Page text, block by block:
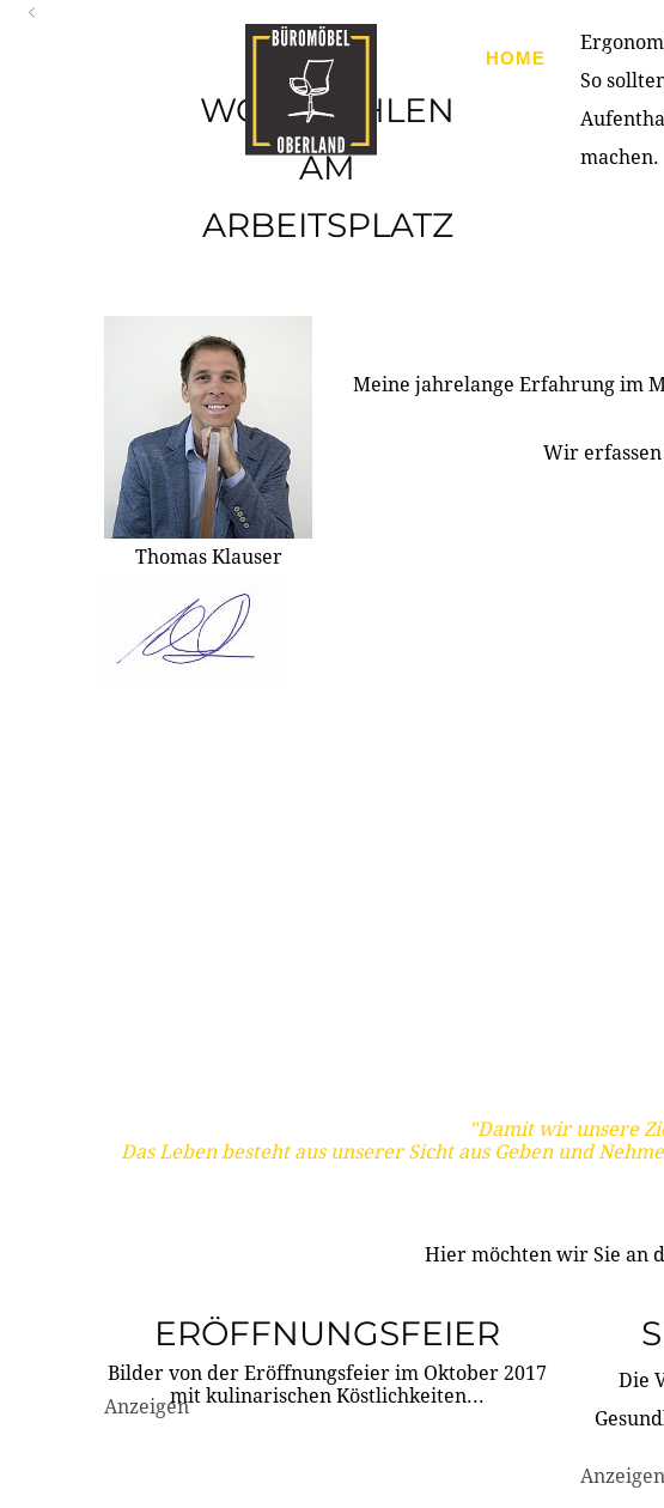
HOME
WOHLFÜHLEN
AM
ARBEITSPLATZ
So
machen.
Thomas Klauser
Meine jahrelange Erfahrung im
Wir
"Damit wir unsere
Das Leben besteht aus unserer Sicht aus Geben und
Hier möchten wir Sie an
ERÖFFNUNGSFEIER
Bilder von der Eröffnungsfeier im Oktober 2017
mit kulinarischen Köstlichkeiten...
Anzeigen
Die
Anzeigen